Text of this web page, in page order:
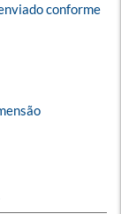
conforme